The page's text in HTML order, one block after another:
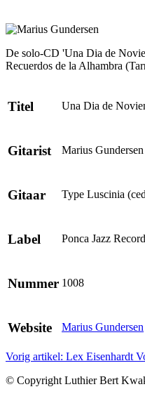
De solo-CD 'Una Dia de
Recuerdos de la Alhambra
Titel Una Dia de
Gitarist Marius Gundersen
Gitaar Type Luscinia
Label Ponca Jazz
Nummer 1008
Website Marius Gundersen
Vorig artikel: Lex Eisenhardt
© Copyright Luthier Bert